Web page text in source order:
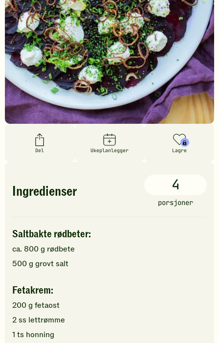
Del Ukeplanlegger Lagre
Ingredienser 4
porsjoner
Saltbakte rødbeter:
ca. 800g rødbete
500g grovt salt
Fetakrem:
200g fetaost
2ss lettrømme
1 ts honning